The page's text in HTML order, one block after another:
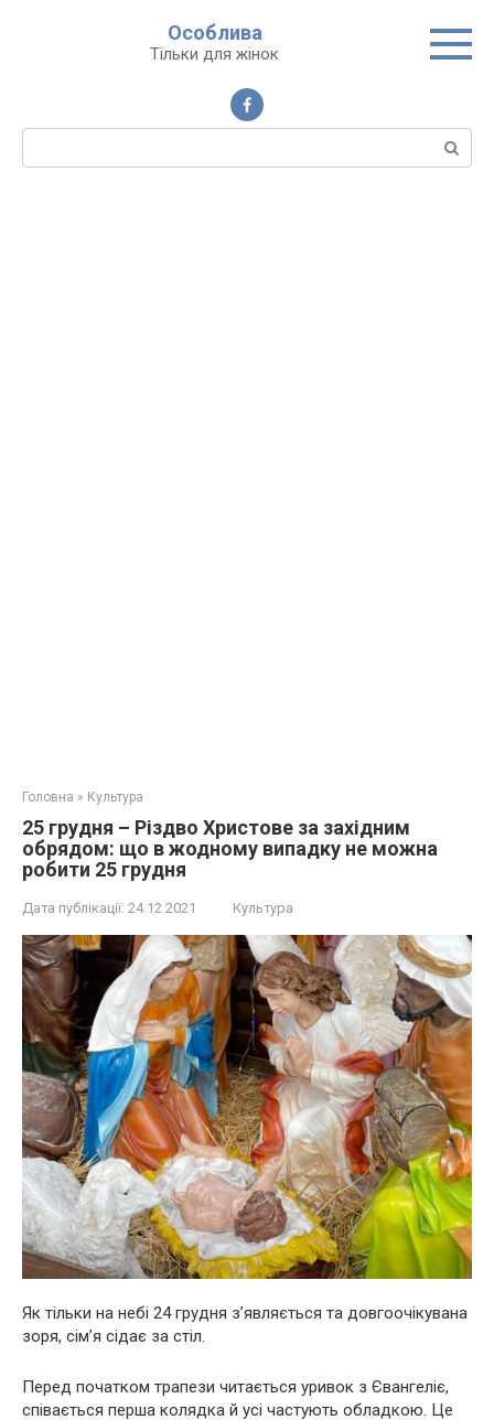
Особлива
Тільки для жінок
Пошук:
Головна » Культура
25 грудня – Різдво Христове за західним
обрядом: що в жодному випадку не можна
робити 25 грудня
Дата публікації: 24.12.2021 Культура
Як тільки на небі 24 грудня з’являється та довгоочікувана
зоря, сім’я сідає за стіл.
Перед початком трапези читається уривок з Євангеліє,
співається перша колядка й усі частують обладкою. Це